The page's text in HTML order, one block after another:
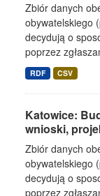
Zbiór danych
obywatelskiego
decydują o
poprzez
RDF CSV
Katowice:
wnioski,
Zbiór danych
obywatelskiego
decydują o
poprzez